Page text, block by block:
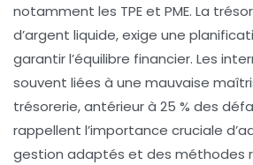
notamment les TPE et PME. La
d’argent liquide, exige une
garantir l’équilibre financier. Les
souvent liées à une mauvaise
trésorerie, antérieur à 25 % des
rappellent l’importance cruciale
gestion adaptés et des méthodes